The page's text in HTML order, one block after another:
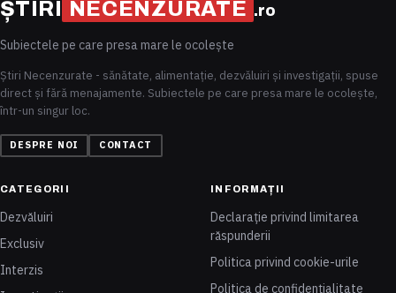
ȘTIRI NECENZURATE .ro
Subiectele pe care presa mare le ocolește
Știri Necenzurate - sănătate, alimentație, dezvăluiri și investigații, spuse
direct și fără menajamente. Subiectele pe care presa mare le ocolește,
într-un singur loc.
DESPRE NOI CONTACT
CATEGORII
Dezvăluiri
Exclusiv
Interzis
INFORMAȚII
Declarație privind limitarea
răspunderii
Politica privind cookie-urile
Politica de confidențialitate